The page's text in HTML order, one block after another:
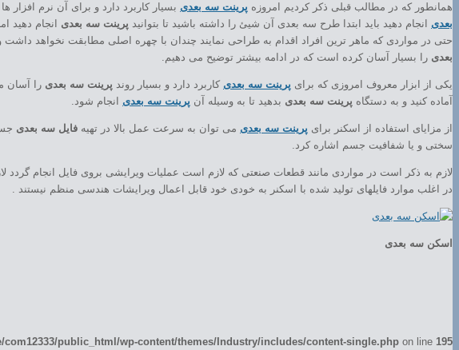
همانطور که در مطالب قبلی ذکر کردیم امروزه پرینت سه بعدی بسیار کاربرد دارد و برای آن نرم افزار
بعدی انجام دهید باید ابتدا طرح سه بعدی آن شیئ را داشته باشید تا بتوانید پرینت سه بعدی انجام دهید
حتی در مواردی که ماهر ترین افراد اقدام به طراحی نمایند چندان با چهره اصلی مطابقت نخواهد داشت و بهتر است که با اسکن ۳ بعدی اینکار صورت پذیرد. اما امروزه
بعدی را بسیار آسان کرده است که در ادامه بیشتر توضیح می دهیم.
یکی از ابزار معروف امروزی که برای پرینت سه بعدی کاربرد دارد و بسیار روند پرینت سه بعدی را آسان
آماده کنید و به دستگاه پرینت سه بعدی بدهید تا به وسیله آن پرینت سه بعدی انجام شود.
از مزایای استفاده از اسکنر برای پرینت سه بعدی می توان به سرعت عمل بالا در تهیه فایل سه بعدی
سختی و یا شفافیت جسم اشاره کرد.
لازم به ذکر است در مواردی مانند قطعات صنعتی که لازم است عملیات ویرایشی بروی فایل انجام
در اغلب موارد فایلهای تولید شده با اسکنر به خودی خود قابل اعمال ویرایشات هندسی منظم نیستند .
اسکن سه بعدی
com12333/public_html/wp-content/themes/Industry/includes/content-single.php on line 195